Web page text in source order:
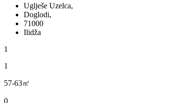
Uglješe Uzelca,
Doglodi,
71000
Ilidža
1
1
57-63㎡
0